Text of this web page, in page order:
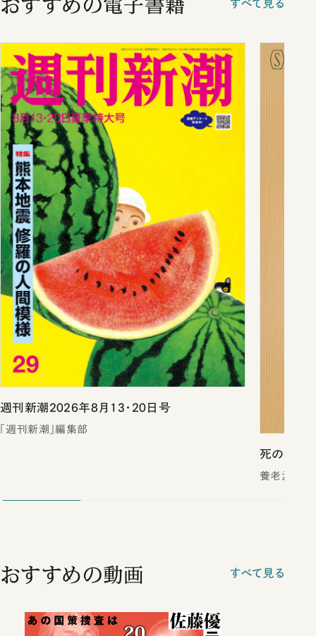
おすすめの電子書籍 すべて見る
週刊新潮2026年8月13・20日号
「週刊新潮」編集部
死の壁
養老孟司／
おすすめの動画 すべて見る